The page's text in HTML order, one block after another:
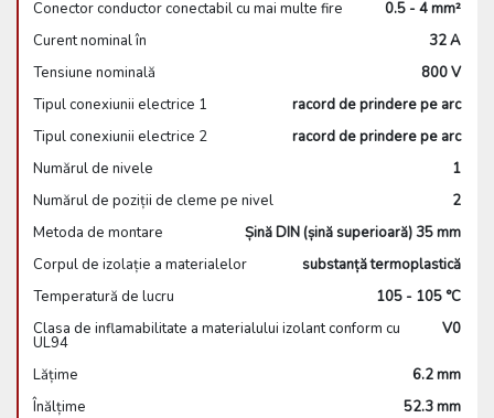
Conector conductor conectabil cu mai multe fire
0.5 - 4 mm²
Curent nominal în
32 A
Tensiune nominală
800 V
Tipul conexiunii electrice 1
racord de prindere pe arc
Tipul conexiunii electrice 2
racord de prindere pe arc
Numărul de nivele
1
Numărul de poziții de cleme pe nivel
2
Metoda de montare
Șină DIN (șină superioară) 35 mm
Corpul de izolație a materialelor
substanță termoplastică
Temperatură de lucru
105 - 105 °C
Clasa de inflamabilitate a materialului izolant conform cu
UL94
V0
Lățime
6.2 mm
Înălțime
52.3 mm